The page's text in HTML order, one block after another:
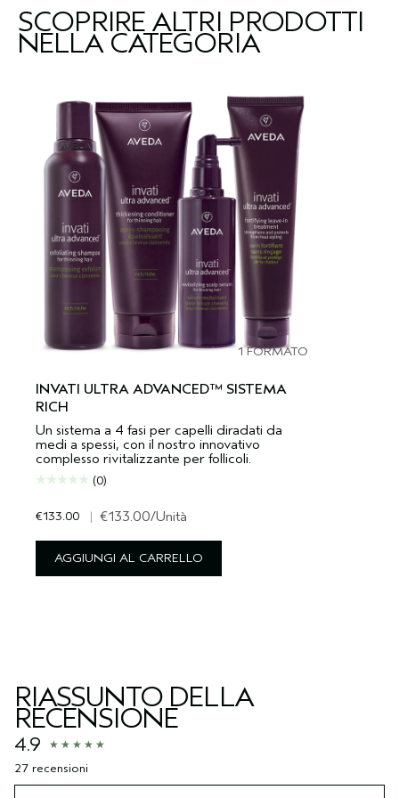
SCOPRIRE ALTRI PRODOTTI
NELLA CATEGORIA
1 FORMATO
INVATI ULTRA ADVANCED™ SISTEMA
RICH
Un sistema a 4 fasi per capelli diradati da
medi a spessi, con il nostro innovativo
complesso rivitalizzante per follicoli.
(0)
€133.00 | €133.00/Unità
AGGIUNGI AL CARRELLO
RIASSUNTO DELLA
RECENSIONE
4.9
27 recensioni